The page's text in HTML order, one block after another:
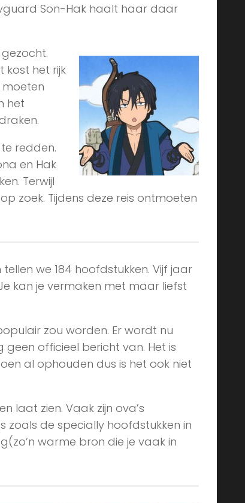
Son-Hak haalt haar daar
kost het rijk
moeten
het
redden.
en Hak
Terwijl
zoek. Tijdens deze reis ontmoeten
we 184 hoofdstukken. Vijf jaar
kan je vermaken met maar liefst
zou worden. Er wordt nu
officieel bericht van. Het is
al ophouden dus is het ook niet
laat zien. Vaak zijn ova’s
zoals de specially hoofdstukken in
warme bron die je vaak in